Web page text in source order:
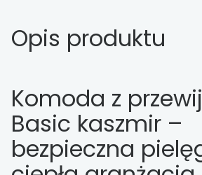
Opis produktu
Komoda z
Basic kaszmir –
bezpieczna